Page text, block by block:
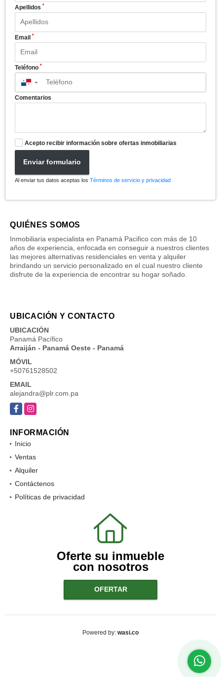
Apellidos *
Email *
Teléfono *
▼
Comentarios
Acepto recibir información sobre ofertas inmobiliarias
Enviar formulario
Al enviar tus datos aceptas los Términos de servicio y privacidad
QUIÉNES SOMOS
Inmobiliaria especialista en Panamá Pacifico con más de 10
años de experiencia, enfocada en conseguir a nuestros clientes
las mejores alternativas residenciales en venta y alquiler
brindando un servicio personalizado en el cual nuestro cliente
disfrute de la experiencia de encontrar su hogar soñado.
UBICACIÓN Y CONTACTO
UBICACIÓN
Panamá Pacífico
Arraiján - Panamá Oeste - Panamá
MÓVIL
+50761528502
EMAIL
alejandra@plr.com.pa
FacebookInstagram
INFORMACIÓN
Inicio
Ventas
Alquiler
Contáctenos
Políticas de privacidad
Oferte su inmueble
con nosotros
OFERTAR
Powered by: wasi.co